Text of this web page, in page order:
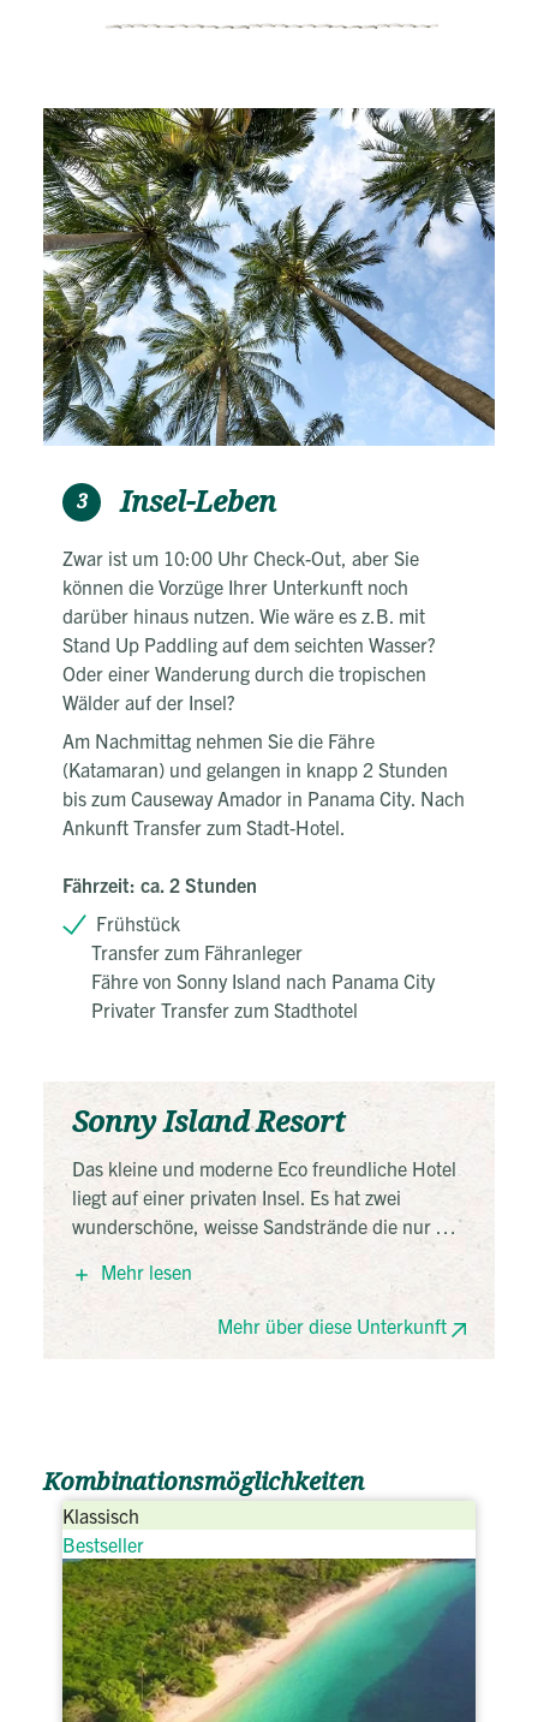
3 Insel-Leben
Zwar ist um 10:00 Uhr Check-Out, aber Sie
können die Vorzüge Ihrer Unterkunft noch
darüber hinaus nutzen. Wie wäre es z.B. mit
Stand Up Paddling auf dem seichten Wasser?
Oder einer Wanderung durch die tropischen
Wälder auf der Insel?
Am Nachmittag nehmen Sie die Fähre
(Katamaran) und gelangen in knapp 2 Stunden
bis zum Causeway Amador in Panama City. Nach
Ankunft Transfer zum Stadt-Hotel.
Fährzeit: ca. 2 Stunden
Frühstück
Transfer zum Fähranleger
Fähre von Sonny Island nach Panama City
Privater Transfer zum Stadthotel
Sonny Island Resort
Das kleine und moderne Eco freundliche Hotel
liegt auf einer privaten Insel. Es hat zwei
wunderschöne, weisse Sandstrände die nur 1
Gehminute von den Bungalows liegen. Nette,
familiäre Atmosphäre und gutes Frühstück.
Ausstattung: Terrasse, Wifi
Zimmer: 1 Queen Size Bett, Fan, Klimaanlage
Mehr lesen
Mehr über diese Unterkunft
Kombinationsmöglichkeiten
Klassisch
Bestseller